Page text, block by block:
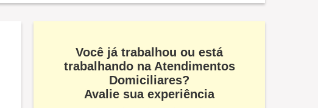
Você já trabalhou ou está
trabalhando na Atendimentos
Domiciliares?
Avalie sua experiência